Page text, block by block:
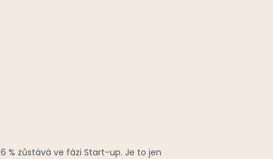
% zůstává ve fázi Start-up. Je to jen